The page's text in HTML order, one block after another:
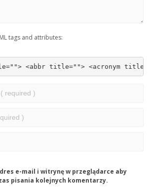
tags and attributes:
<abbr title=""> <acronym
e-mail i witrynę w przeglądarce aby
pisania kolejnych komentarzy.